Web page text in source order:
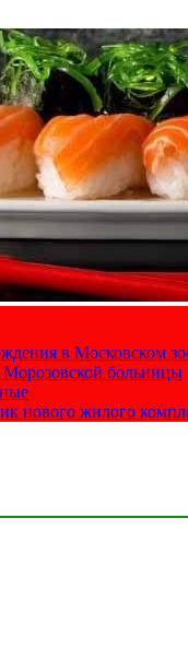
в Московском
Морозовской больницы
нового жилого